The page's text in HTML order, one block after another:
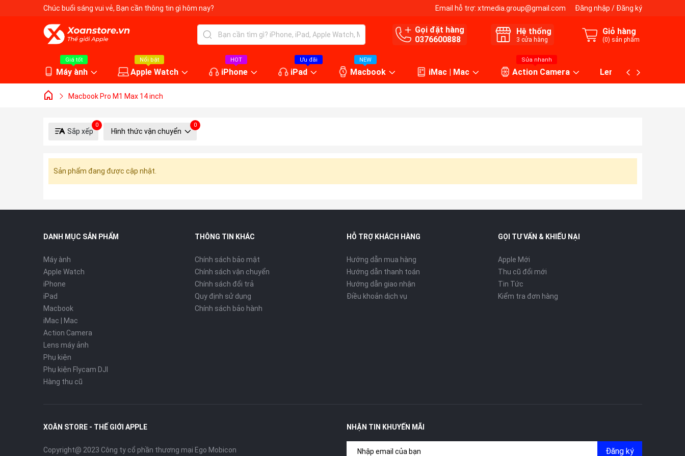
Chúc buổi sáng vui vẻ, Bạn cần thông tin gì hôm nay? Email hỗ trợ: xtmedia.group@gmail.com Đăng nhập / Đăng ký
Gọi đặt hàng
0376600888
Hệ thống
3 cửa hàng
Giỏ hàng
(0) sản phẩm
Giá tốt
Máy ành
Nổi bật
Apple Watch
HOT
iPhone
Ưu đãi
iPad
NEW
Macbook iMac | Mac
Sửa nhanh
Action Camera Lens máy ảnh
Macbook Pro M1 Max 14 inch
Sắp xếp
0
Hình thức vận chuyển
0
Sản phẩm đang được cập nhật.
DANH MỤC SẢN PHẨM
Máy ành
Apple Watch
iPhone
iPad
Macbook
iMac | Mac
Action Camera
Lens máy ảnh
Phụ kiện
Phụ kiện Flycam DJI
Hàng thu cũ
THÔNG TIN KHÁC
Chính sách bảo mật
Chính sách vận chuyển
Chính sách đổi trả
Quy định sử dụng
Chính sách bảo hành
HỖ TRỢ KHÁCH HÀNG
Hướng dẫn mua hàng
Hướng dẫn thanh toán
Hướng dẫn giao nhận
Điều khoản dịch vụ
GỌI TƯ VẤN & KHIẾU NẠI
Apple Mới
Thu cũ đổi mới
Tin Tức
Kiểm tra đơn hàng
XOĂN STORE - THẾ GIỚI APPLE
Copyright@ 2023 Công ty cổ phần thương mại Ego Mobicon
NHẬN TIN KHUYẾN MÃI
Đăng ký